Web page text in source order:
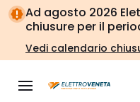
Vai alla
navigazione
Vai
alla
pagina
Ad agosto 2026
chiusure per il
Vedi calendario